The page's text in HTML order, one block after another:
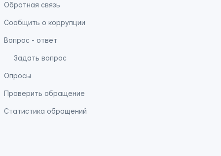
Обратная связь
Сообщить о коррупции
Вопрос - ответ
Задать вопрос
Опросы
Проверить обращение
Статистика обращений